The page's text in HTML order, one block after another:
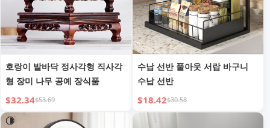
호랑이 발바닥 정사각형 직사각
형 장미 나무 공예 장식품
$32.34$53.69
수납 선반 풀아웃 서랍 바구니
수납 선반
$18.42$30.58